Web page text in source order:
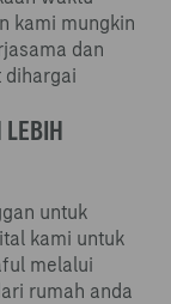
kami mungkin
dan
dihargai
LEBIH
untuk
kami untuk
melalui
rumah anda